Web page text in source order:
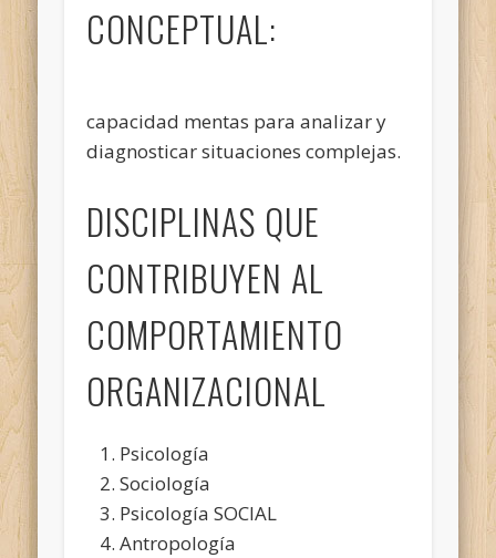
CONCEPTUAL:
capacidad mentas para analizar y
diagnosticar situaciones complejas.
DISCIPLINAS QUE
CONTRIBUYEN AL
COMPORTAMIENTO
ORGANIZACIONAL
Psicología
Sociología
Psicología SOCIAL
Antropología